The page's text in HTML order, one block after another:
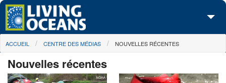
Skip to main content
À propos de nous
Nos campagnes
You are here
ACCUEIL CENTRE DES MÉDIAS NOUVELLES RÉCENTES
Nouvelles récentes